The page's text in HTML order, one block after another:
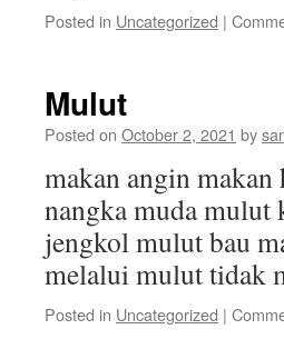
Posted in Uncategorized |
Mulut
Posted on October 2, 2021 by
makan angin
nangka muda mulut
jengkol mulut bau
melalui mulut tidak
Posted in Uncategorized |